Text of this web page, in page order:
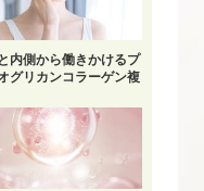
内側から働きかけるプ
グリカンコラーゲン複